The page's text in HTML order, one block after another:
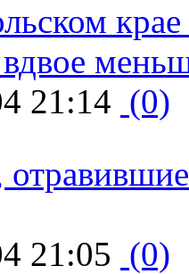
21:14 (0)
21:05 (0)